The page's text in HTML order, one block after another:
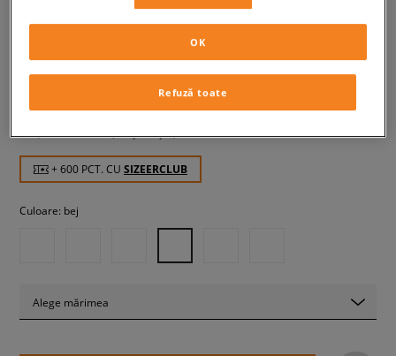
599,99 RON cu TVA
reducere)
+ 600 PCT. CU SIZEERCLUB
Culoare: bej
Alege mărimea
Refuză toate
OK